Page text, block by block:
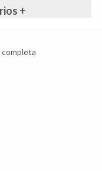
+